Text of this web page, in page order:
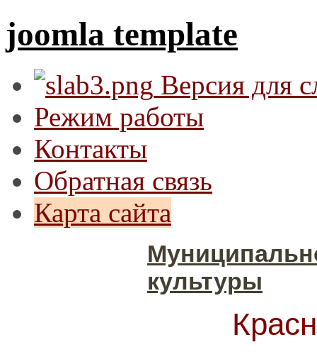
joomla template
Версия для
Режим работы
Контакты
Обратная связь
Карта сайта
культуры